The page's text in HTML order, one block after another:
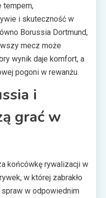
tempem,
i skuteczność w
Borussia Dortmund,
mecz może
wynik daje komfort, a
pogoni w rewanżu.
i
grać w
końcówkę rywalizacji w
w której zabrakło
spraw w odpowiednim